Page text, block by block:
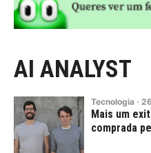
AI ANALYST
Tecnologia ·
Mais um
comprada